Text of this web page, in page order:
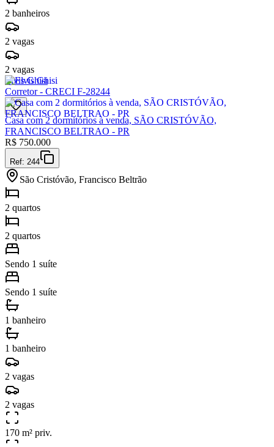
2 banheiros
2 vagas
2 vagas
Elvis Ghisi
Corretor - CRECI F-28244
Casa com 2 dormitórios à venda, SÃO CRISTÓVÃO,
FRANCISCO BELTRAO - PR
R$ 750.000
Ref: 244
São Cristóvão, Francisco Beltrão
2 quartos
2 quartos
Sendo 1 suíte
Sendo 1 suíte
1 banheiro
1 banheiro
2 vagas
2 vagas
170 m² priv.